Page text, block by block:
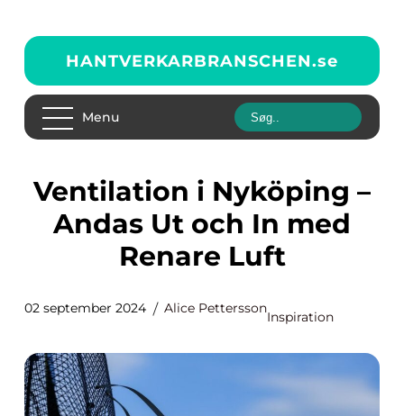
HANTVERKARBRANSCHEN.se
Menu
Ventilation i Nyköping –
Andas Ut och In med
Renare Luft
02 september 2024 Alice Pettersson
Inspiration